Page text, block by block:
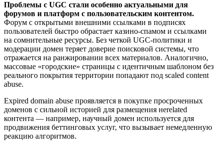
Проблемы с UGC стали особенно актуальными для
форумов и платформ с пользовательским контентом.
Форум с открытыми внешними ссылками в подписях
пользователей быстро обрастает казино-спамом и ссылками
на сомнительные ресурсы. Без четкой UGC-политики и
модерации домен теряет доверие поисковой системы, что
отражается на ранжировании всех материалов. Аналогично,
массовые «городские» страницы с идентичным шаблоном без
реального покрытия территории попадают под scaled content
abuse.
Expired domain abuse проявляется в покупке просроченных
доменов с сильной историей для размещения неrelated
контента — например, научный домен используется для
продвижения беттинговых услуг, что вызывает немедленную
реакцию алгоритмов.